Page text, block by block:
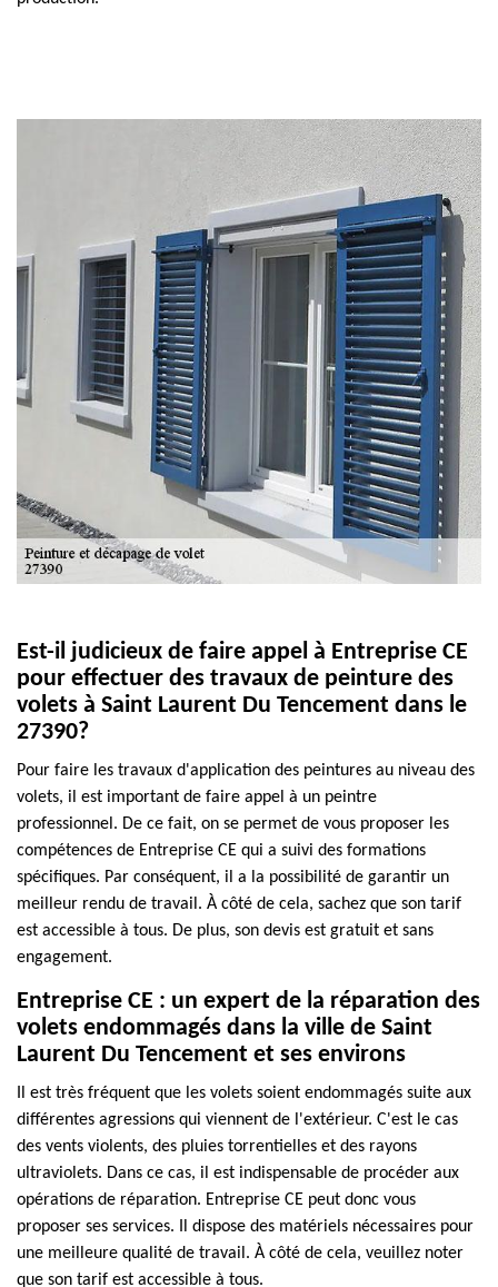
Est-il judicieux de faire appel à Entreprise CE
pour effectuer des travaux de peinture des
volets à Saint Laurent Du Tencement dans le
27390?
Pour faire les travaux d'application des peintures au niveau des
volets, il est important de faire appel à un peintre
professionnel. De ce fait, on se permet de vous proposer les
compétences de Entreprise CE qui a suivi des formations
spécifiques. Par conséquent, il a la possibilité de garantir un
meilleur rendu de travail. À côté de cela, sachez que son tarif
est accessible à tous. De plus, son devis est gratuit et sans
engagement.
Entreprise CE : un expert de la réparation des
volets endommagés dans la ville de Saint
Laurent Du Tencement et ses environs
Il est très fréquent que les volets soient endommagés suite aux
différentes agressions qui viennent de l'extérieur. C'est le cas
des vents violents, des pluies torrentielles et des rayons
ultraviolets. Dans ce cas, il est indispensable de procéder aux
opérations de réparation. Entreprise CE peut donc vous
proposer ses services. Il dispose des matériels nécessaires pour
une meilleure qualité de travail. À côté de cela, veuillez noter
que son tarif est accessible à tous.